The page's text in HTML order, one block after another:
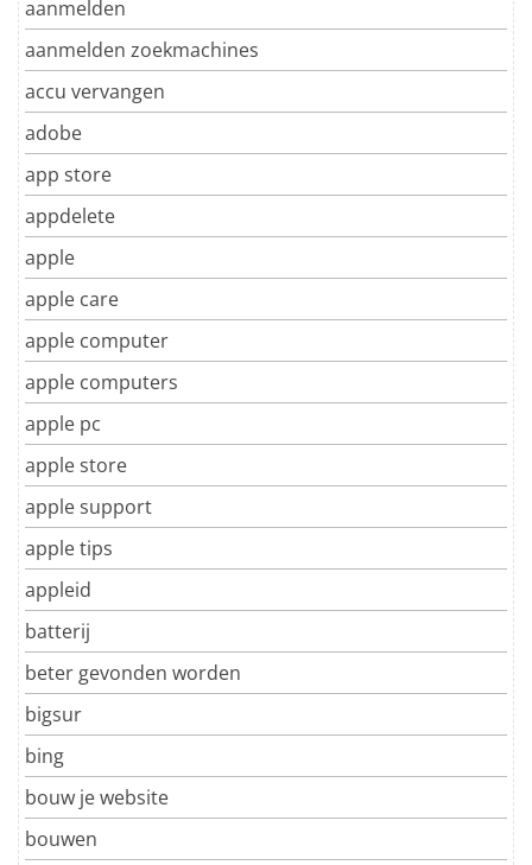
aanmelden
aanmelden zoekmachines
accu vervangen
adobe
app store
appdelete
apple
apple care
apple computer
apple computers
apple pc
apple store
apple support
apple tips
appleid
batterij
beter gevonden worden
bigsur
bing
bouw je website
bouwen